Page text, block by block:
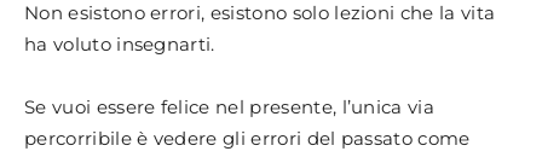
Non esistono errori, esistono solo lezioni che la vita
ha voluto insegnarti.
Se vuoi essere felice nel presente, l’unica via
percorribile è vedere gli errori del passato come